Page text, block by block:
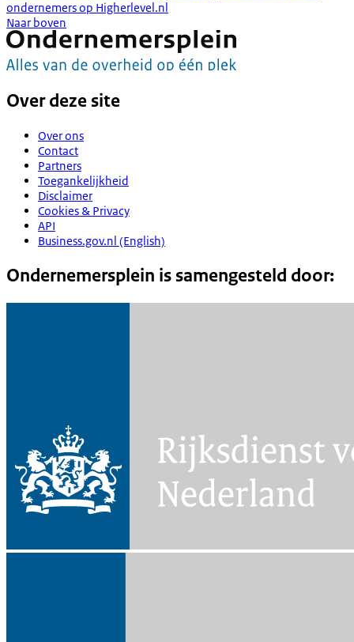
ondernemers op Higherlevel.nl
Naar boven
Over deze site
Over ons
Contact
Partners
Toegankelijkheid
Disclaimer
Cookies & Privacy
API
Business.gov.nl (English)
Ondernemersplein is samengesteld door: